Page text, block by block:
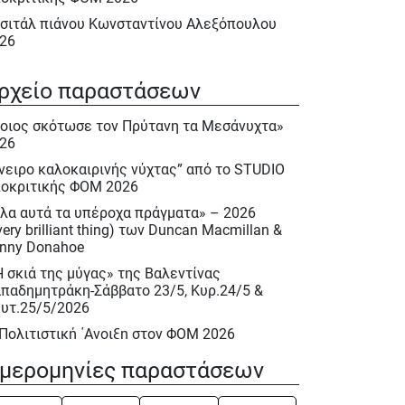
πιάνου Κωνσταντίνου Αλεξόπουλου
brilliant thing) των Duncan Macmillan &
Donahoe
σκιά της μύγας» της Βαλεντίνας
Σάββατο 23/5, Κυρ.24/5 &
5/2026
΄Ανοιξη στον ΦΟΜ 2026
Άνοιξη 2026
Πασχαλίδης, Σάββατο 9 Μαίου 2026
στον Νίκο Περέλη 15/12/2025
του Κάρλο Κολόντι, Νοεμ. – Δεκ.
: «Αειθαλείς άριες» με την Δραματική
Κεραμέκη, Οκτ. 2025
Υποκριτικής Ενηλίκων 2025 – 2026
παραστάσεων
σκότωσε τον Πρύτανη τα Μεσάνυχτα»
καλοκαιρινής νύχτας” από το STUDIO
ΦΟΜ 2026
αυτά τα υπέροχα πράγματα» – 2026
brilliant thing) των Duncan Macmillan &
Donahoe
σκιά της μύγας» της Βαλεντίνας
Σάββατο 23/5, Κυρ.24/5 &
5/2026
΄Ανοιξη στον ΦΟΜ 2026
Άνοιξη 2026
του Κάρλο Κολόντι, Νοεμ. – Δεκ.
παραστάσεων